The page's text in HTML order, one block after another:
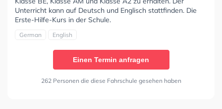
Unterricht kann auf Deutsch und Englisch stattfinden. Die
Erste-Hilfe-Kurs in der Schule.
German English
Einen Termin anfragen
262 Personen die diese Fahrschule gesehen haben